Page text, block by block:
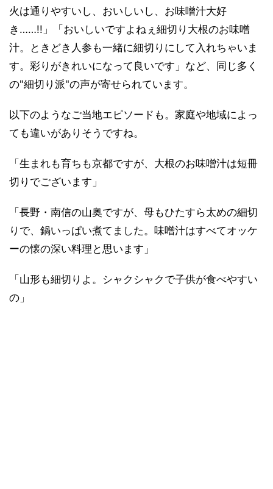
火は通りやすいし、おいしいし、お味噌汁大好
き……!!」「おいしいですよねぇ細切り大根のお味噌
汁。ときどき人参も一緒に細切りにして入れちゃいま
す。彩りがきれいになって良いです」など、同じ多く
の"細切り派"の声が寄せられています。
以下のようなご当地エピソードも。家庭や地域によっ
ても違いがありそうですね。
「生まれも育ちも京都ですが、大根のお味噌汁は短冊
切りでございます」
「長野・南信の山奥ですが、母もひたすら太めの細切
りで、鍋いっぱい煮てました。味噌汁はすべてオッケ
ーの懐の深い料理と思います」
「山形も細切りよ。シャクシャクで子供が食べやすい
の」